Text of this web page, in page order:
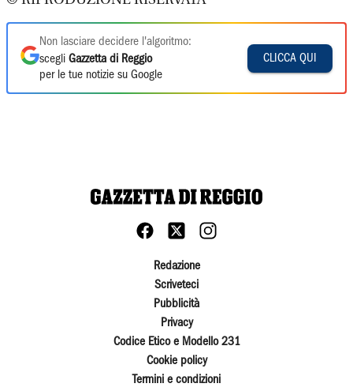
Non lasciare decidere l'algoritmo:
scegli Gazzetta di Reggio
per le tue notizie su Google
CLICCA QUI
Redazione
Scriveteci
Pubblicità
Privacy
Codice Etico e Modello 231
Cookie policy
Termini e condizioni